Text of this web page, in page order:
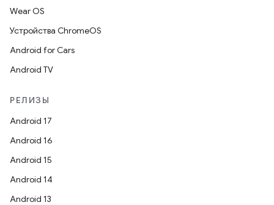
Wear OS
Устройства ChromeOS
Android for Cars
Android TV
РЕЛИЗЫ
Android 17
Android 16
Android 15
Android 14
Android 13